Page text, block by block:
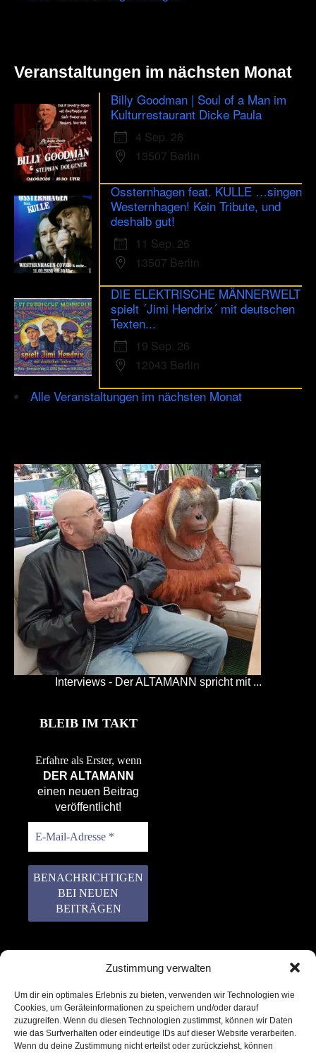
Zustimmung verwalten
Um dir ein optimales Erlebnis zu bieten, verwenden wir Technologien wie
Cookies, um Geräteinformationen zu speichern und/oder darauf
zuzugreifen. Wenn du diesen Technologien zustimmst, können wir Daten
wie das Surfverhalten oder eindeutige IDs auf dieser Website verarbeiten.
Wenn du deine Zustimmung nicht erteilst oder zurückziehst, können
Veranstaltungen im nächsten Monat
Billy Goodman | Soul of a Man im
Kulturrestaurant Dicke Paula
4 Sep. 26
13507 Berlin
Ossternhagen feat. KULLE …singen
Westernhagen! Kein Tribute, und
deshalb gut!
11 Sep. 26
13507 Berlin
DIE ELEKTRISCHE MÄNNERWELT
spielt ´Jimi Hendrix´ mit deutschen
Texten...
19 Sep. 26
12043 Berlin
Alle Veranstaltungen im nächsten Monat
Interviews - Der ALTAMANN spricht mit ...
BLEIB IM TAKT
Erfahre als Erster, wenn
DER ALTAMANN
einen neuen Beitrag
veröffentlicht!
keinen Spam! Er gibt
weiter. Erfahre mehr in
unserer
Datenschutzerklärung.